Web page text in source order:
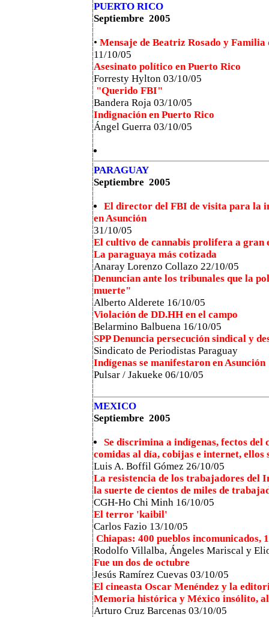
PUERTO RICO
Septiembre 2005
• Mensaje de Beatriz Rosado y
11/10/05
Asesinato político en Puerto Rico
Forresty Hylton 03/10/05
"Querido FBI"
Bandera Roja 03/10/05
Indignación en Puerto Rico
Ángel Guerra 03/10/05
PARAGUAY
Septiembre 2005
El director del FBI de visita para la
en Asunción
31/10/05
El cultivo de cannabis prolifera a gran
La paraguaya más cotizada
Anaray Lorenzo Collazo 22/10/05
Denuncian ante los tribunales que la
muerte"
Alberto Alderete 16/10/05
Violación de DD.HH en el campo
Belarmino Balbuena 16/10/05
SPP Denuncia persecución sindical y
Sindicato de Periodistas Paraguay
Indígenas se manifestaron en Asunción
Pulsar / Jakueke 06/10/05
MEXICO
Septiembre 2005
Se discrimina a indígenas, fectos
comidas al día, cobijas e internet, ellos
Luis A. Boffil Gómez 26/10/05
La resistencia de los trabajadores del
la suerte de cientos de miles de
CGH-Ho Chi Minh 16/10/05
El terror 'kaibil'
Carlos Fazio 13/10/05
Chiapas: 400 pueblos incomunicados,
Rodolfo Villalba, Ángeles Mariscal y
Fue un dos de octubre
Jesús Ramírez Cuevas 03/10/05
El cineasta Oscar Menéndez y la
Memoria histórica y México insólito, al
Arturo Cruz Barcenas 03/10/05